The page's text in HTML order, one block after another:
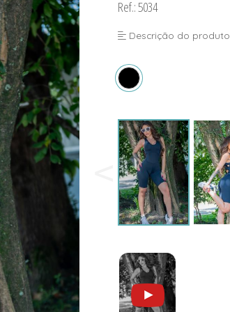
Ref.: 5034
Descrição do produto